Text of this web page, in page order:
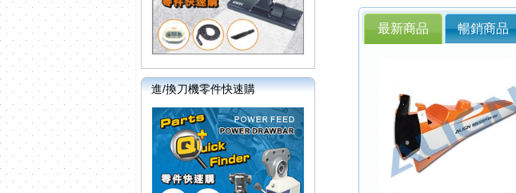
進/換刀機零件快速購
最新商品 暢銷商品